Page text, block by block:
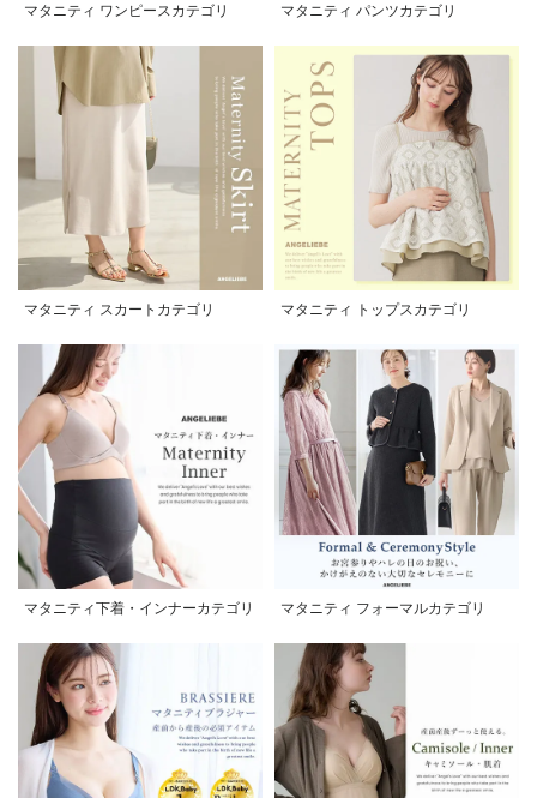
マタニティ ワンピースカテゴリ マタニティ パンツカテゴリ
マタニティ スカートカテゴリ マタニティ トップスカテゴリ
マタニティ下着・インナーカテゴリ マタニティ フォーマルカテゴリ